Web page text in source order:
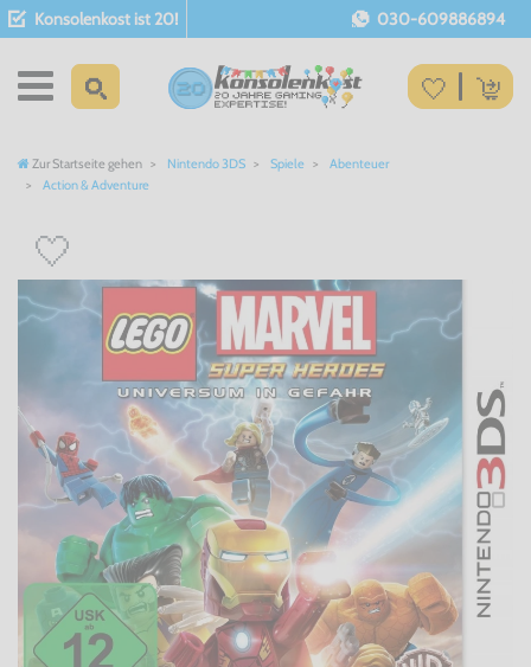
Konsolenkost ist 20! 030-609886894
Zur Startseite gehen Nintendo 3DS Spiele
Abenteuer
Action & Adventure